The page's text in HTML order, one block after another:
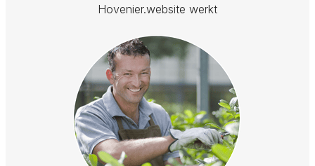
Hovenier.website werkt